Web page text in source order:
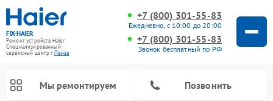
FIX-HAIER
Ремонт устройств Haier
Специализированный
cервисный центр г.Пенза
+7 (800) 301-55-83
Ежедневно, с 10:00 до 20:00
+7 (800) 301-55-83
Звонок бесплатный по РФ
Мы ремонтируем Позвонить